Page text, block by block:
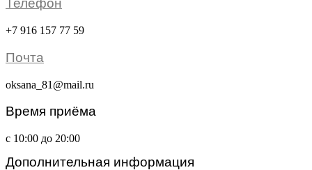
Телефон
+7 916 157 77 59
Почта
oksana_81@mail.ru
Время приёма
с 10:00 до 20:00
Дополнительная информация